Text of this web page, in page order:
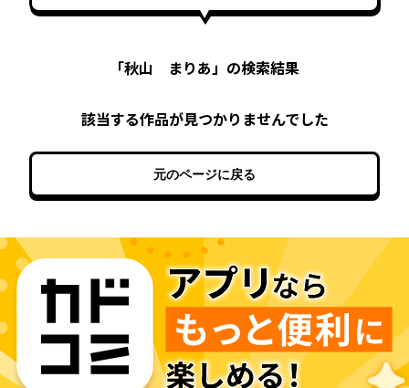
「秋山 まりあ」の検索結果
該当する作品が見つかりませんでした
元のページに戻る